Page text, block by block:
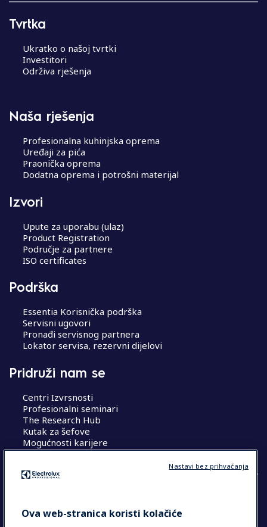
Tvrtka
Ukratko o našoj tvrtki
Investitori
Održiva rješenja
Naša rješenja
Profesionalna kuhinjska oprema
Uređaji za pića
Praonička oprema
Dodatna oprema i potrošni materijal
Izvori
Upute za uporabu (ulaz)
Product Registration
Područje za partnere
ISO certificates
Podrška
Essentia Korisnička podrška
Servisni ugovori
Pronađi servisnog partnera
Lokator servisa, rezervni dijelovi
Pridruži nam se
Centri Izvrsnosti
Profesionalni seminari
The Research Hub
Kutak za šefove
Mogućnosti karijere
COUNTRY AND LANGUAGE
Ova web-stranica koristi kolačiće
Nastavi bez prihvaćanja